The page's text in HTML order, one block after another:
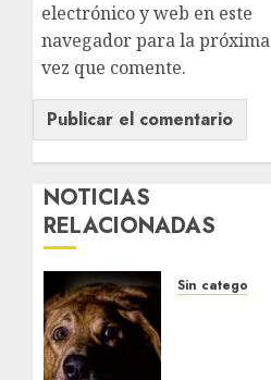
electrónico y web en este
navegador para la próxima
vez que comente.
NOTICIAS
RELACIONADAS
Sin categoría